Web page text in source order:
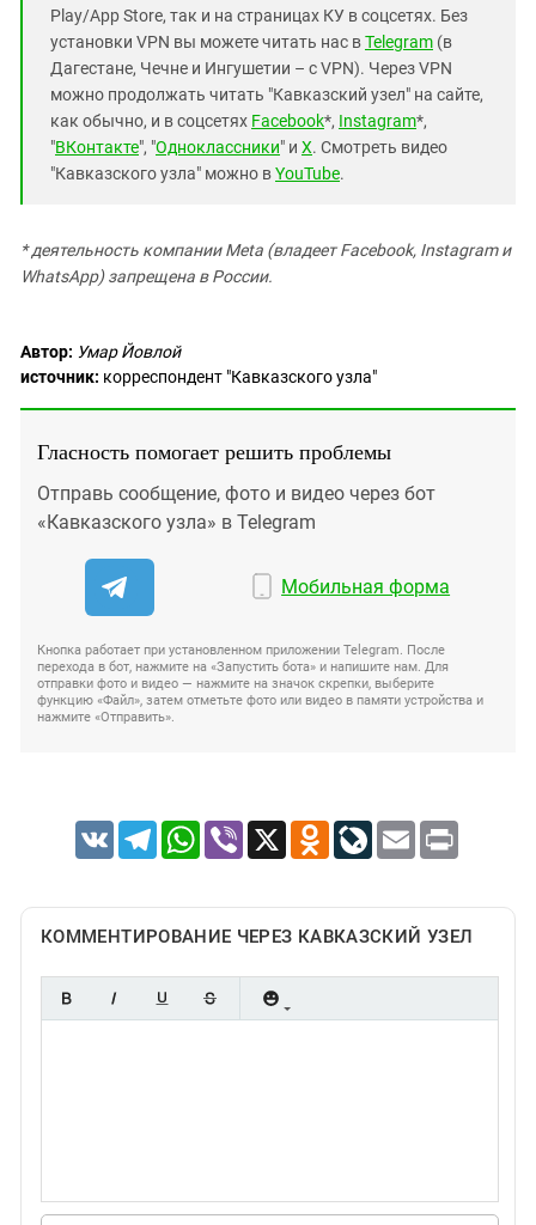
Play/App Store, так и на страницах КУ в соцсетях. Без
установки VPN вы можете читать нас вTelegram (в
Дагестане, Чечне и Ингушетии – с VPN). Через VPN
можно продолжать читать "Кавказский узел" на сайте,
как обычно, и в соцсетях Facebook*, Instagram*,
"ВКонтакте", "Одноклассники" и X. Смотреть видео
"Кавказского узла" можно вYouTube.
* деятельность компании Meta (владеет Facebook, Instagram и
WhatsApp) запрещена в России.
Автор: Умар Йовлой
источник: корреспондент "Кавказского узла"
Гласность помогает решить проблемы
Отправь сообщение, фото и видео через бот
«Кавказского узла» в Telegram
Мобильная форма
Кнопка работает при установленном приложении Telegram. После
перехода в бот, нажмите на «Запустить бота» и напишите нам. Для
отправки фото и видео — нажмите на значок скрепки, выберите
функцию «Файл», затем отметьте фото или видео в памяти устройства и
нажмите «Отправить».
VK TelegramWhatsApp
Viber X Odnoklassniki
LiveJournal
Email Print
КОММЕНТИРОВАНИЕ ЧЕРЕЗ КАВКАЗСКИЙ УЗЕЛ